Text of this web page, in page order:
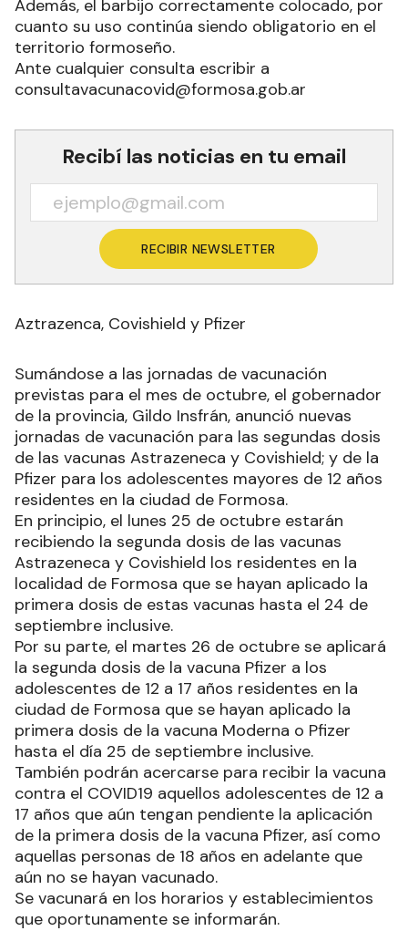
Además, el barbijo correctamente colocado, por
cuanto su uso continúa siendo obligatorio en el
territorio formoseño.
Ante cualquier consulta escribir a
consultavacunacovid@formosa.gob.ar
Recibí las noticias en tu email
RECIBIR NEWSLETTER
Aztrazenca, Covishield y Pfizer
Sumándose a las jornadas de vacunación
previstas para el mes de octubre, el gobernador
de la provincia, Gildo Insfrán, anunció nuevas
jornadas de vacunación para las segundas dosis
de las vacunas Astrazeneca y Covishield; y de la
Pfizer para los adolescentes mayores de 12 años
residentes en la ciudad de Formosa.
En principio, el lunes 25 de octubre estarán
recibiendo la segunda dosis de las vacunas
Astrazeneca y Covishield los residentes en la
localidad de Formosa que se hayan aplicado la
primera dosis de estas vacunas hasta el 24 de
septiembre inclusive.
Por su parte, el martes 26 de octubre se aplicará
la segunda dosis de la vacuna Pfizer a los
adolescentes de 12 a 17 años residentes en la
ciudad de Formosa que se hayan aplicado la
primera dosis de la vacuna Moderna o Pfizer
hasta el día 25 de septiembre inclusive.
También podrán acercarse para recibir la vacuna
contra el COVID19 aquellos adolescentes de 12 a
17 años que aún tengan pendiente la aplicación
de la primera dosis de la vacuna Pfizer, así como
aquellas personas de 18 años en adelante que
aún no se hayan vacunado.
Se vacunará en los horarios y establecimientos
que oportunamente se informarán.